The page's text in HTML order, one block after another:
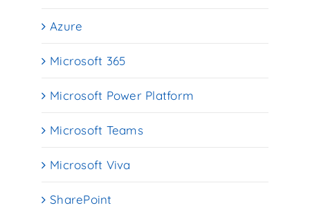
Azure
Microsoft 365
Microsoft Power Platform
Microsoft Teams
Microsoft Viva
SharePoint